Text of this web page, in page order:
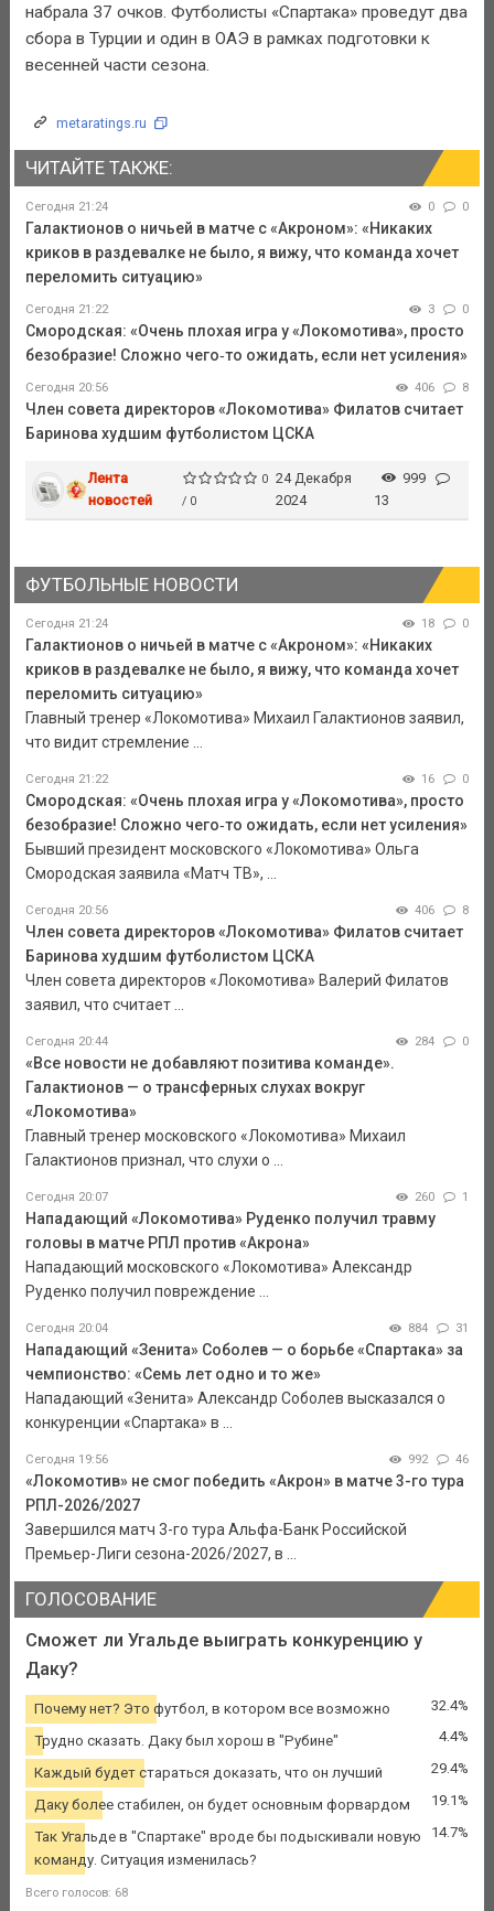
набрала 37 очков. Футболисты «Спартака» проведут два
сбора в Турции и один в ОАЭ в рамках подготовки к
весенней части сезона.
metaratings.ru
ЧИТАЙТЕ ТАКЖЕ:
Сегодня 21:24 0 0
Галактионов о ничьей в матче с «Акроном»: «Никаких
криков в раздевалке не было, я вижу, что команда хочет
переломить ситуацию»
Сегодня 21:22 3 0
Смородская: «Очень плохая игра у «Локомотива», просто
безобразие! Сложно чего‑то ожидать, если нет усиления»
Сегодня 20:56 406 8
Член совета директоров «Локомотива» Филатов считает
Баринова худшим футболистом ЦСКА
Лента
новостей
0
/ 0
24 Декабря
2024
999
13
ФУТБОЛЬНЫЕ НОВОСТИ
Сегодня 21:24 18 0
Галактионов о ничьей в матче с «Акроном»: «Никаких
криков в раздевалке не было, я вижу, что команда хочет
переломить ситуацию»
Главный тренер «Локомотива» Михаил Галактионов заявил,
что видит стремление ...
Сегодня 21:22 16 0
Смородская: «Очень плохая игра у «Локомотива», просто
безобразие! Сложно чего‑то ожидать, если нет усиления»
Бывший президент московского «Локомотива» Ольга
Смородская заявила «Матч ТВ», ...
Сегодня 20:56 406 8
Член совета директоров «Локомотива» Филатов считает
Баринова худшим футболистом ЦСКА
Член совета директоров «Локомотива» Валерий Филатов
заявил, что считает ...
Сегодня 20:44 284 0
«Все новости не добавляют позитива команде».
Галактионов — о трансферных слухах вокруг
«Локомотива»
Главный тренер московского «Локомотива» Михаил
Галактионов признал, что слухи о ...
Сегодня 20:07 260 1
Нападающий «Локомотива» Руденко получил травму
головы в матче РПЛ против «Акрона»
Нападающий московского «Локомотива» Александр
Руденко получил повреждение ...
Сегодня 20:04 884 31
Нападающий «Зенита» Соболев — о борьбе «Спартака» за
чемпионство: «Семь лет одно и то же»
Нападающий «Зенита» Александр Соболев высказался о
конкуренции «Спартака» в ...
Сегодня 19:56 992 46
«Локомотив» не смог победить «Акрон» в матче 3-го тура
РПЛ-2026/2027
Завершился матч 3-го тура Альфа-Банк Российской
Премьер-Лиги сезона-2026/2027, в ...
ГОЛОСОВАНИЕ
Сможет ли Угальде выиграть конкуренцию у
Даку?
Почему нет? Это футбол, в котором все возможно 32.4%
Трудно сказать. Даку был хорош в "Рубине" 4.4%
Каждый будет стараться доказать, что он лучший 29.4%
Даку более стабилен, он будет основным форвардом 19.1%
Так Угальде в "Спартаке" вроде бы подыскивали новую
команду. Ситуация изменилась?
14.7%
Всего голосов: 68